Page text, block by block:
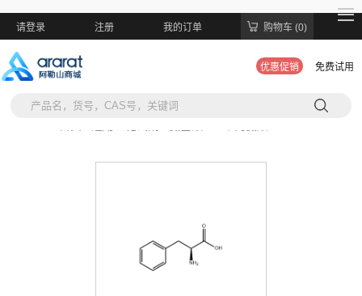
请登录 注册 我的订单 购物车 (0)
优惠促销 免费试用